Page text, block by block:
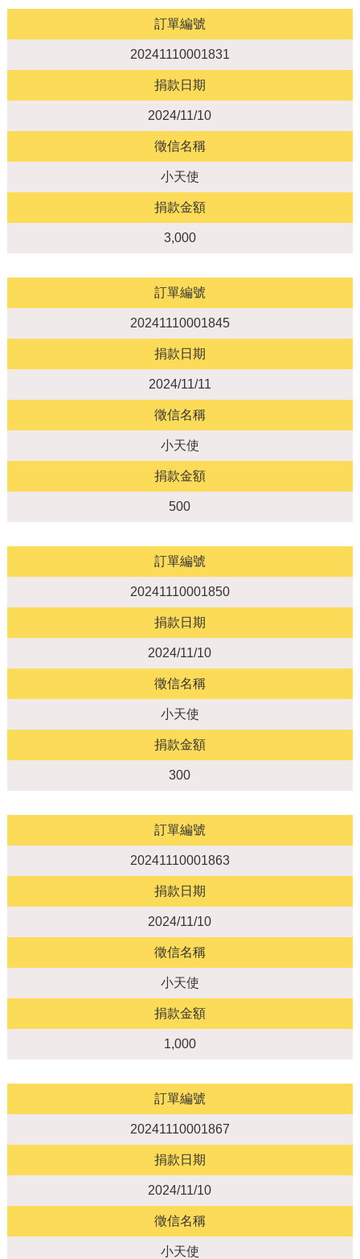
訂單編號
20241110001831
捐款日期
2024/11/10
徵信名稱
小天使
捐款金額
3,000
訂單編號
20241110001845
捐款日期
2024/11/11
徵信名稱
小天使
捐款金額
500
訂單編號
20241110001850
捐款日期
2024/11/10
徵信名稱
小天使
捐款金額
300
訂單編號
20241110001863
捐款日期
2024/11/10
徵信名稱
小天使
捐款金額
1,000
訂單編號
20241110001867
捐款日期
2024/11/10
徵信名稱
小天使